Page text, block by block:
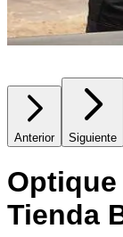
Anterior Siguiente
Tienda